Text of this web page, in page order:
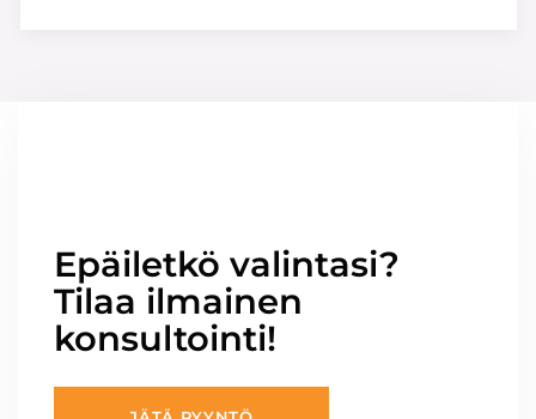
Epäiletkö valintasi?
Tilaa ilmainen
konsultointi!